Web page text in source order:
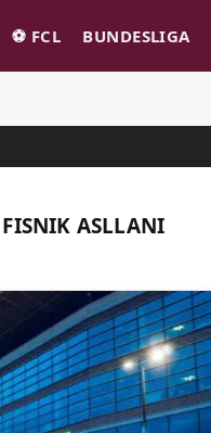
⚽️ FCL BUNDESLIGA
FISNIK ASLLANI